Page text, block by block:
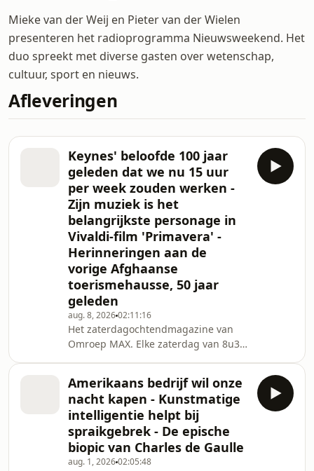
Mieke van der Weij en Pieter van der Wielen
presenteren het radioprogramma Nieuwsweekend. Het
duo spreekt met diverse gasten over wetenschap,
cultuur, sport en nieuws.
Afleveringen
Keynes' beloofde 100 jaar
geleden dat we nu 15 uur
per week zouden werken -
Zijn muziek is het
belangrijkste personage in
Vivaldi-film 'Primavera' -
Herinneringen aan de
vorige Afghaanse
toerismehausse, 50 jaar
geleden
aug. 8, 202602:11:16
Het zaterdagochtendmagazine van
Omroep MAX. Elke zaterdag van 8u30
Amerikaans bedrijf wil onze
nacht kapen - Kunstmatige
intelligentie helpt bij
spraikgebrek - De epische
biopic van Charles de Gaulle
aug. 1, 202602:05:48